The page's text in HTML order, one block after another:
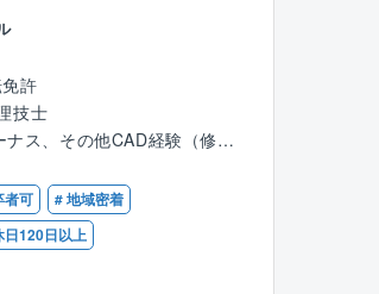
度】
いう分かり易さ
万円× 1.5％ ＋ プラスα
1棟当たり）
等が発注する工事に関する
ていただきます。
出・積算条件の設定
算書などの積算資料の作成
計変更図面などの作成※Wo
他 専用ソフトを使用し業務
許
技士
ス、その他CAD経験（修正
、による資料作成
者可
# 地域密着
日120日以上